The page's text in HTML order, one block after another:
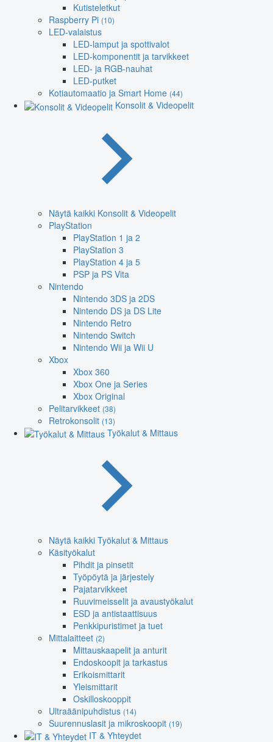
Kutisteletkut
Raspberry Pi (10)
LED-valaistus
LED-lamput ja spottivalot
LED-komponentit ja tarvikkeet
LED- ja RGB-nauhat
LED-putket
Kotiautomaatio ja Smart Home (44)
Konsolit & Videopelit
Näytä kaikki Konsolit & Videopelit
PlayStation
PlayStation 1 ja 2
PlayStation 3
PlayStation 4 ja 5
PSP ja PS Vita
Nintendo
Nintendo 3DS ja 2DS
Nintendo DS ja DS Lite
Nintendo Retro
Nintendo Switch
Nintendo Wii ja Wii U
Xbox
Xbox 360
Xbox One ja Series
Xbox Original
Pelitarvikkeet (38)
Retrokonsolit (13)
Työkalut & Mittaus
Näytä kaikki Työkalut & Mittaus
Käsityökalut
Pihdit ja pinsetit
Työpöytä ja järjestely
Pajatarvikkeet
Ruuvimeisselit ja avaustyökalut
ESD ja antistaattisuus
Penkkipuristimet ja tuet
Mittalaitteet (2)
Mittauskaapelit ja anturit
Endoskoopit ja tarkastus
Erikoismittarit
Yleismittarit
Oskilloskooppit
Ultraäänipuhdistus (14)
Suurennuslasit ja mikroskoopit (19)
IT & Yhteydet